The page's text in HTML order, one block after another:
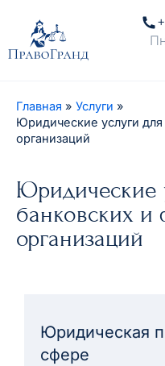
Главная
Услуги
Юридические услуги
организаций
Юридические
банковских
организаций
Юридическая
сфере